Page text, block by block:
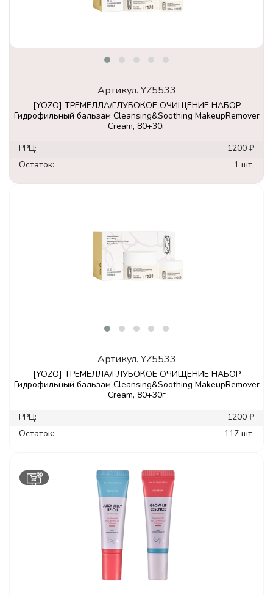
Артикул. YZ5533
[YOZO] ТРЕМЕЛЛА/ГЛУБОКОЕ ОЧИЩЕНИЕ НАБОР
Гидрофильный бальзам Cleansing&Soothing MakeupRemover
Cream, 80+30г
РРЦ:
1200 ₽
Остаток:
1 шт.
Артикул. YZ5533
[YOZO] ТРЕМЕЛЛА/ГЛУБОКОЕ ОЧИЩЕНИЕ НАБОР
Гидрофильный бальзам Cleansing&Soothing MakeupRemover
Cream, 80+30г
РРЦ:
1200 ₽
Остаток:
117 шт.